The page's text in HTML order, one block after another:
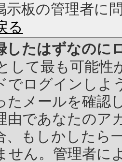
示板の管理者に
る
したはずなのに
して最も可能性
でログインしよ
たメールを確認
由であなたのア
、もしかしたら
せん。管理者に